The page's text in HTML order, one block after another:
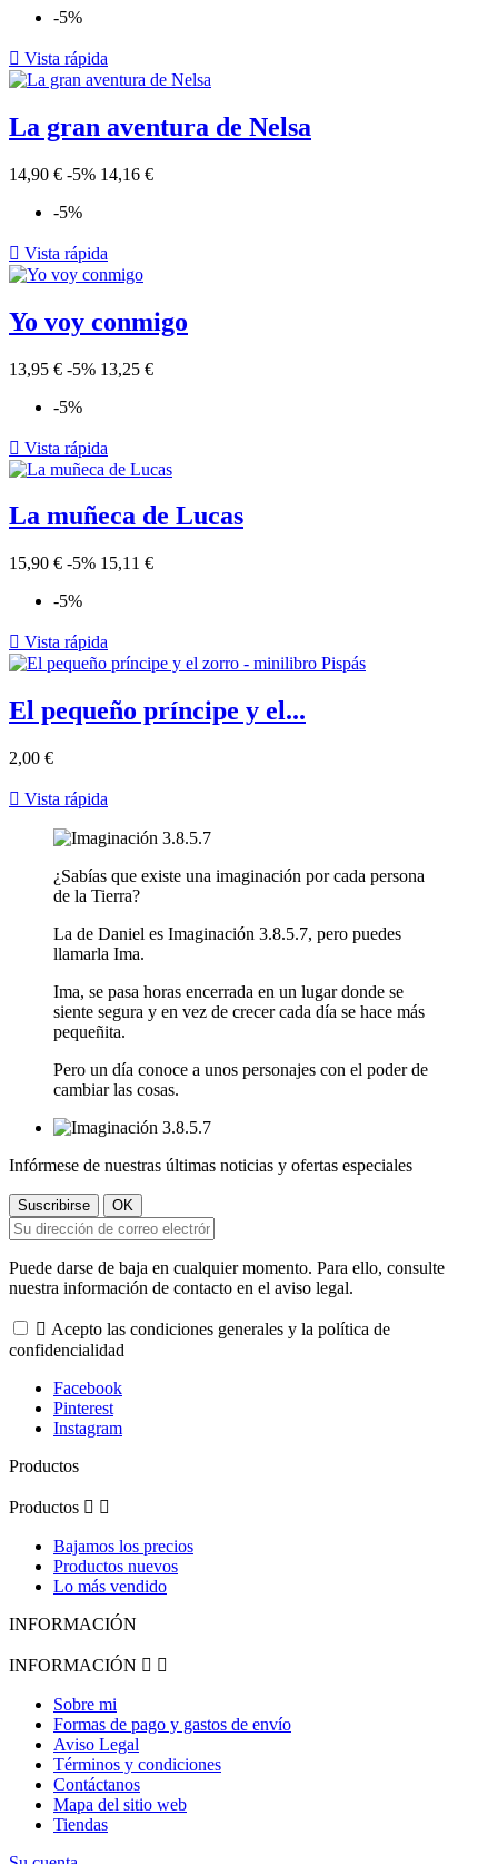
-5%
 Vista rápida
La gran aventura de Nelsa
14,90 € -5% 14,16 €
-5%
 Vista rápida
Yo voy conmigo
13,95 € -5% 13,25 €
-5%
 Vista rápida
La muñeca de Lucas
15,90 € -5% 15,11 €
-5%
 Vista rápida
El pequeño príncipe y el...
2,00 €
 Vista rápida
¿Sabías que existe una imaginación por cada persona
de la Tierra?
La de Daniel es Imaginación 3.8.5.7, pero puedes
llamarla Ima.
Ima, se pasa horas encerrada en un lugar donde se
siente segura y en vez de crecer cada día se hace más
pequeñita.
Pero un día conoce a unos personajes con el poder de
cambiar las cosas.
Infórmese de nuestras últimas noticias y ofertas especiales
Puede darse de baja en cualquier momento. Para ello, consulte
nuestra información de contacto en el aviso legal.
 Acepto las condiciones generales y la política de
confidencialidad
Facebook
Pinterest
Instagram
Productos
Productos  
Bajamos los precios
Productos nuevos
Lo más vendido
INFORMACIÓN
INFORMACIÓN  
Sobre mi
Formas de pago y gastos de envío
Aviso Legal
Términos y condiciones
Contáctanos
Mapa del sitio web
Tiendas